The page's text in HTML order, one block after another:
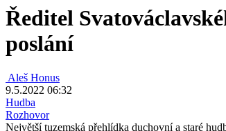
Ředitel
poslání
Aleš Honus
9.5.2022 06:32
Hudba
Rozhovor
Největší tuzemská přehlídka duchovní a staré